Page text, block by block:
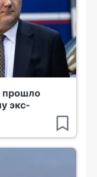
прошло
экс-